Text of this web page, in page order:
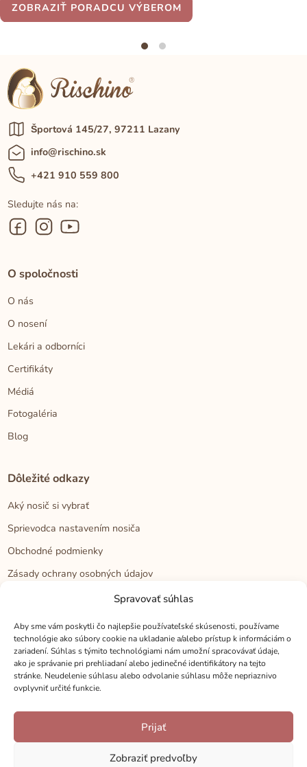
Spravovať súhlas
Aby sme vám poskytli čo najlepšie používateľské skúsenosti, používame
technológie ako súbory cookie na ukladanie a/alebo prístup k informáciám o
zariadení. Súhlas s týmito technológiami nám umožní spracovávať údaje,
ako je správanie pri prehliadaní alebo jedinečné identifikátory na tejto
stránke. Neudelenie súhlasu alebo odvolanie súhlasu môže nepriaznivo
ovplyvniť určité funkcie.
Prijať
Zobraziť predvoľby
ZOBRAZIŤ PORADCU VÝBEROM
Športová 145/27, 97211 Lazany
info@rischino.sk
+421 910 559 800
Sledujte nás na:
O spoločnosti
O nás
O nosení
Lekári a odborníci
Certifikáty
Médiá
Fotogaléria
Blog
Dôležité odkazy
Aký nosič si vybrať
Sprievodca nastavením nosiča
Obchodné podmienky
Zásady ochrany osobných údajov
Kontakt
Kontakt
Zákaznícka podpora